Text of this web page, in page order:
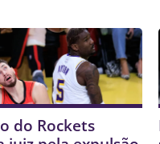
do Rockets